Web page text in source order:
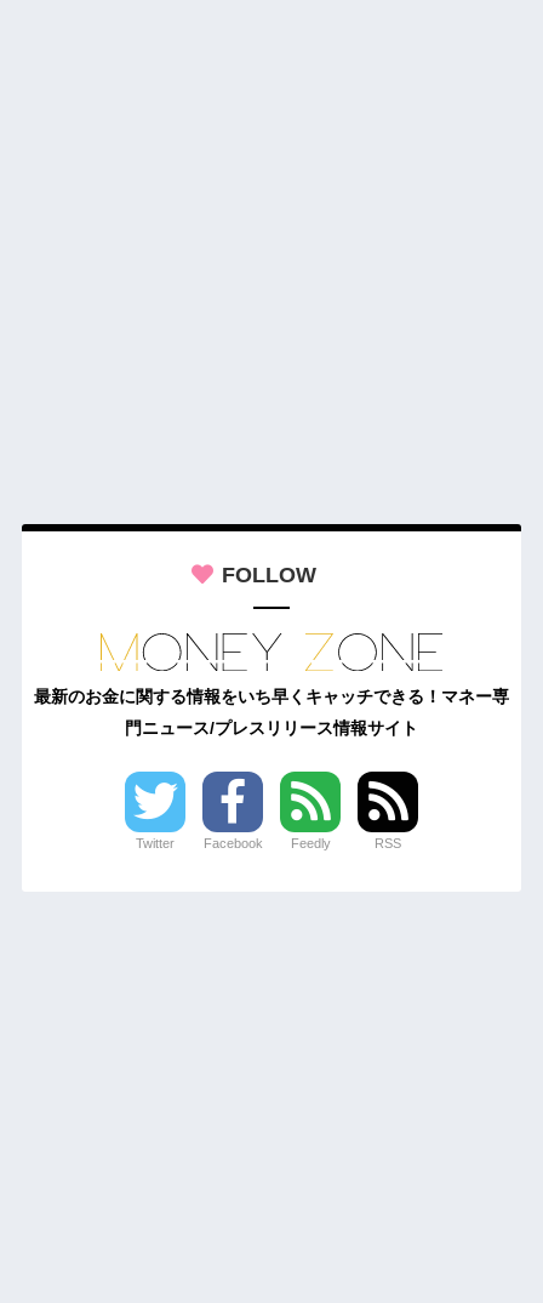
FOLLOW
最新のお金に関する情報をいち早くキャッチできる！マネー専
門ニュース/プレスリリース情報サイト
Twitter Facebook Feedly RSS